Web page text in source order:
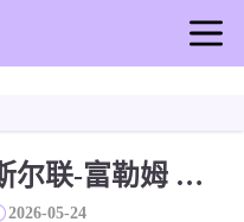
2026-05-24 英超 纽卡斯尔联-富勒姆 录像[咪咕体育]
2026-05-24